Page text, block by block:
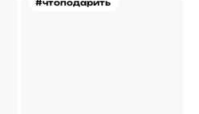
#чтоподарить